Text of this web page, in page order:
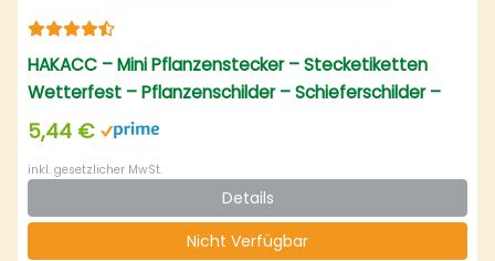
HAKACC – Mini Pflanzenstecker – Stecketiketten
Wetterfest – Pflanzenschilder – Schieferschilder –
Kräuterschilder
5,44 €
inkl. gesetzlicher MwSt.
Details
Nicht Verfügbar